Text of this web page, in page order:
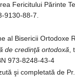
Fericitului Părinte
9130-88-7.
al Bisericii Ortodoxe
de credinţă ortodoxă,
973-8248-43-4
şi completată de